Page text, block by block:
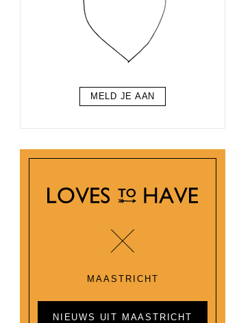
MELD JE AAN
MAASTRICHT
NIEUWS UIT MAASTRICHT